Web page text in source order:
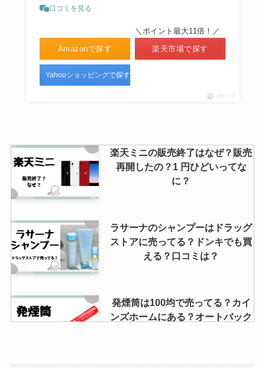
口コミを見る
Amazonで探す
＼ポイント最大11倍！／
楽天市場で探す
Yahooショッピングで探す
ポチップ
楽天ミニの販売終了はなぜ？販売
再開したの？1 円ひどいってな
に？
ラサーナのシャンプーはドラッグ
ストアに売ってる？ドンキでも買
える？口コミは？
発煙筒は100均で売ってる？カイ
ンズホームにある？オートバック